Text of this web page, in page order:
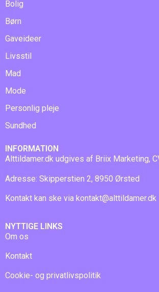
Bolig
Børn
Gaveideer
Livsstil
Mad
Mode
Personlig pleje
Sundhed
INFORMATION
Alttildamer.dk udgives af Briix Marketing,
Adresse: Skipperstien 2, 8950 Ørsted
Kontakt kan ske via kontakt@alttildamer.dk
NYTTIGE LINKS
Om os
Kontakt
Cookie- og privatlivspolitik